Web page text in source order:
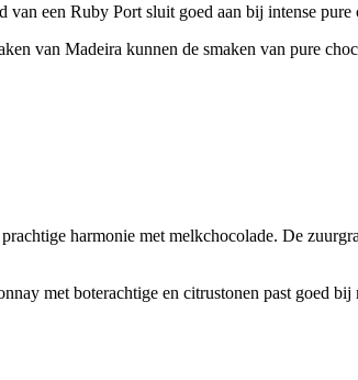
van een Ruby Port sluit goed aan bij intense
van Madeira kunnen de smaken van pure
harmonie met melkchocolade. De
met boterachtige en citrustonen past goed